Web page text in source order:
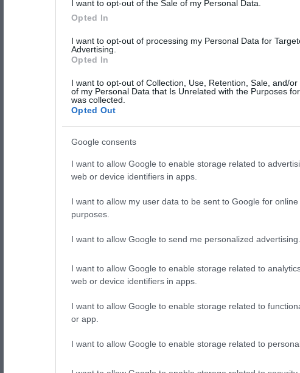
I want to opt-out of the Sale of my Personal Data.
Opted In
I want to opt-out of processing my Personal Data for
Advertising.
Opted In
I want to opt-out of Collection, Use, Retention, Sale, and/or
of my Personal Data that Is Unrelated with the Purposes
was collected.
Opted Out
Google consents
I want to allow Google to enable storage related to
web or device identifiers in apps.
I want to allow my user data to be sent to Google for
purposes.
I want to allow Google to send me personalized advertising.
I want to allow Google to enable storage related to
web or device identifiers in apps.
I want to allow Google to enable storage related to
or app.
I want to allow Google to enable storage related to